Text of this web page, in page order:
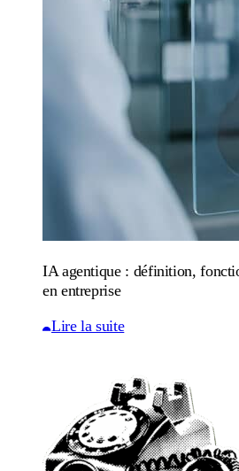
IA agentique : définition,
en entreprise
Lire la suite